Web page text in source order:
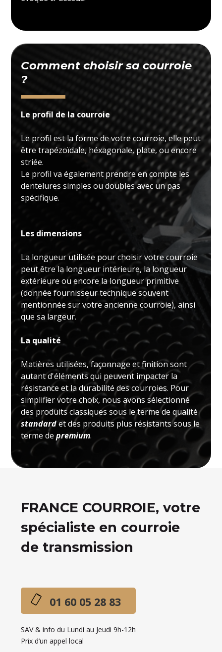
Comment choisir sa courroie
?
Le profil de la courroie
Le profil est la forme de votre courroie, elle peut
être trapézoïdale, héxagonale, plate, ou encore
striée.
Le profil va également prendre en compte les
dentelures simples ou doubles avec un pas
spécifique.
Les dimensions
La longueur utilisée pour choisir votre courroie
peut être la longueur intérieure, la longueur
extérieure ou encore la longueur primitive
(donnée fournisseur technique souvent
mentionnée sur votre ancienne courroie), ainsi
que sa largeur.
La qualité
Matières utilisées, façonnage et finition sont
autant d'éléments qui peuvent impacter la
résistance et la durabilité des courroies. Pour
simplifier votre choix, nous avons sélectionné
des produits classiques sous le terme de qualité
standardet des produits plus résistants sous le
terme depremium.
FRANCE COURROIE, votre
spécialiste en courroie
de transmission
01 60 05 28 83
SAV & info du Lundi au Jeudi 9h-12h
Prix d’un appel local